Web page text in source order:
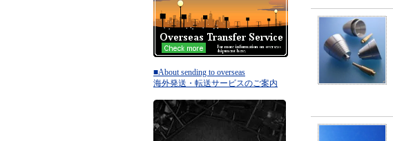
■About sending to overseas
海外発送・転送サービスのご案内